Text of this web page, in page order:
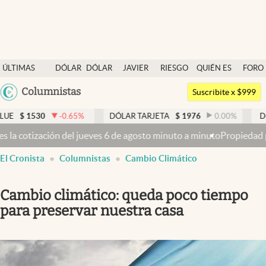
ÚLTIMAS
NOTICIAS
DÓLAR
DÓLAR
JAVIER
RIESGO
QUIÉN ES
QUIÉN
FORO
Argentina
México
USA
Columnistas
Dólar
Members
Economía y Política
Finanzas y Mercados
Mercados Online
Columnistas
Apertura
Suscribite x $999
-0.65% DÓLAR TARJETA $ 1976 0.00% DÓLAR MEP
6 de agosto minuto a minutoPropiedad privada: con cruces y
El Cronista Columnistas Cambio Climático
Cambio climático: queda poco tiempo
para preservar nuestra casa